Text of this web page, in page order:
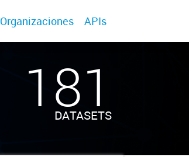
Organizaciones APIs
181
DATASETS